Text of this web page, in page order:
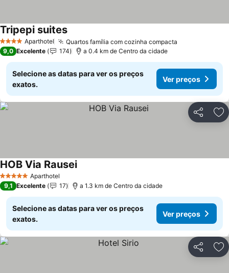
4 EstrelasAparthotel Quartos família com cozinha compacta
Tripepi suitesVer preços
9,0 Excelente 174 a 0.4 km de Centro da cidade
Selecione as datas para ver os preços
exatos.
Ver preços
Partilhar
5 Estrelas Aparthotel
HOB Via RauseiVer preços
9,1 Excelente 17 a 1.3 km de Centro da cidade
Selecione as datas para ver os preços
exatos.
Ver preços
Partilhar